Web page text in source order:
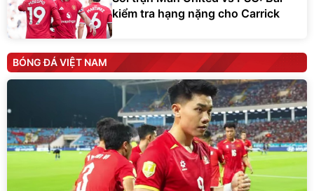
kiểm tra hạng nặng cho Carrick
BÓNG ĐÁ VIỆT NAM